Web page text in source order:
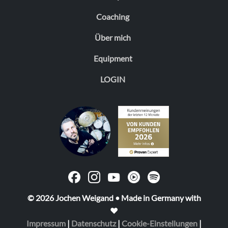
Coaching
Über mich
Equipment
LOGIN
© 2026 Jochen Weigand • Made in Germany with
❤️
Impressum | Datenschutz| Cookie-Einstellungen |